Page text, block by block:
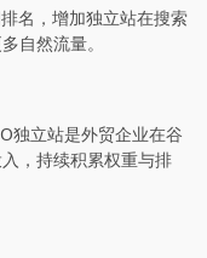
名，增加独立站在搜索
自然流量。
独立站是外贸企业在谷
，持续积累权重与排